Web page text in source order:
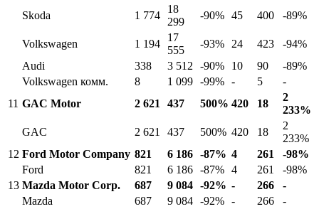
Skoda 1 774
18
299
-90% 45 400 -89%
Volkswagen 1 194
17
555
-93% 24 423
-94%
Audi
338 3 512 -90% 10 90
-89%
Volkswagen комм.
8 1 099 -99% - 5
-
11 GAC Motor 2 621 437 500% 420 18
2
233%
GAC
2 621 437 500% 420 18
2
233%
12 Ford Motor Company 821 6 186 -87% 4 261
-98%
Ford
821 6 186 -87% 4 261
-98%
13 Mazda Motor Corp. 687 9 084 -92% - 266
-
Mazda
687 9 084 -92% - 266
-